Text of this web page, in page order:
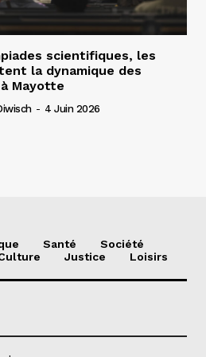
scientifiques, les
la dynamique des
Mayotte
- 4 Juin 2026
Santé
Société
Justice Loisirs